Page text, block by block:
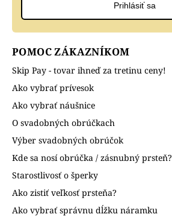
POMOC ZÁKAZNÍKOM
Skip Pay - tovar ihneď za tretinu ceny!
Ako vybrať prívesok
Ako vybrať náušnice
O svadobných obrúčkach
Výber svadobných obrúčok
Kde sa nosí obrúčka / zásnubný prsteň?
Starostlivosť o šperky
Ako zistiť veľkosť prsteňa?
Ako vybrať správnu dĺžku náramku
Prihlásiť sa